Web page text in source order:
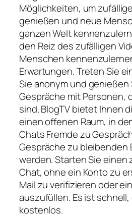
Möglichkeiten, um
genießen und neue
ganzen Welt
den Reiz des zufälligen
Menschen
Erwartungen. Treten Sie
Sie anonym und genießen
Gespräche mit Personen,
sind. BlogTV bietet Ihnen
einen offenen Raum, in
Chats Fremde zu
Gespräche zu bleibenden
werden. Starten Sie einen
Chat, ohne ein Konto zu
Mail zu verifizieren oder
auszufüllen. Es ist
kostenlos.